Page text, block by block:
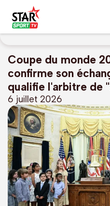
Coupe du monde
confirme son
qualifie l'arbitre de
6 juillet 2026